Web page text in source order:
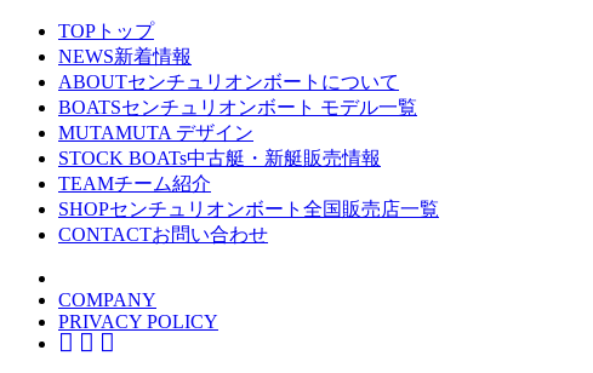
TOP トップ
NEWS新着情報
ABOUTセンチュリオンボートについて
BOATSセンチュリオンボート モデル一覧
MUTAMUTA デザイン
STOCK BOATs中古艇・新艇販売情報
TEAMチーム紹介
SHOPセンチュリオンボート全国販売店一覧
CONTACTお問い合わせ
COMPANY
PRIVACY POLICY